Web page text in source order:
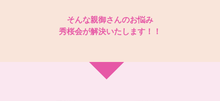
そんな親御さんのお悩み
秀桜会が解決いたします！！